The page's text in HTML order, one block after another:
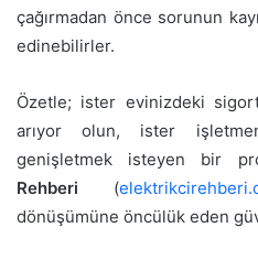
çağırmadan önce sorunun
edinebilirler.
Özetle; ister evinizdeki
arıyor olun, ister
genişletmek isteyen bir
Rehberi (
dönüşümüne öncülük eden